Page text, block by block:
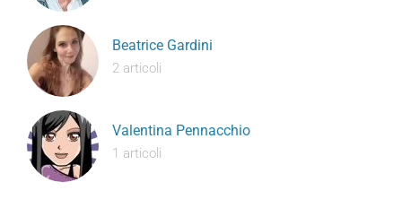
Beatrice Gardini
2 articoli
Valentina Pennacchio
1 articoli